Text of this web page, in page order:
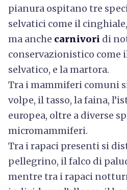
pianura ospitano tre
selvatici come il
ma anche carnivori di
conservazionistico come
selvatico, e la martora.
Tra i mammiferi comuni
volpe, il tasso, la faina,
europea, oltre a diverse
micromammiferi.
Tra i rapaci presenti si
pellegrino, il falco di
mentre tra i rapaci